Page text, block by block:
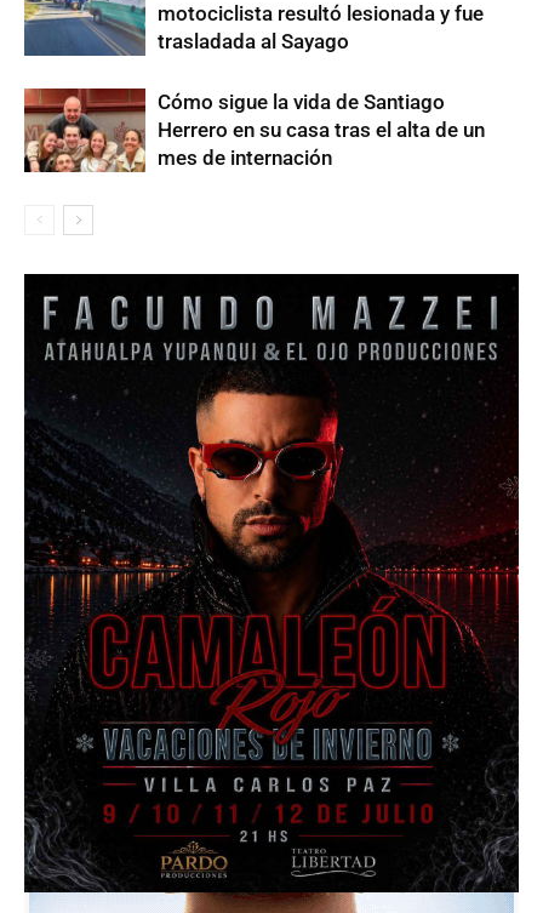
motociclista resultó lesionada y fue
trasladada al Sayago
Cómo sigue la vida de Santiago
Herrero en su casa tras el alta de un
mes de internación